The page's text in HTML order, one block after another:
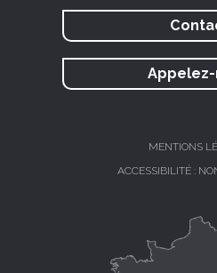
MENTIONS
ACCESSIBILITÉ :